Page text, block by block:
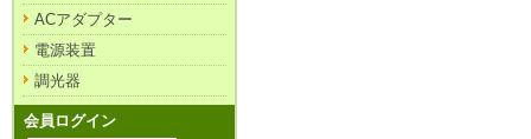
ACアダプター
電源装置
調光器
会員ログイン